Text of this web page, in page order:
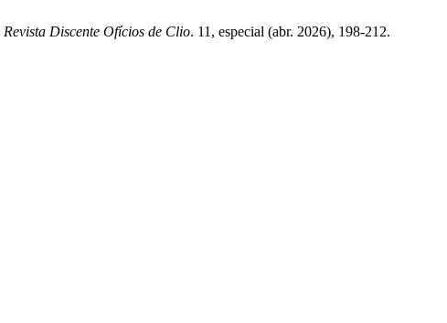
Revista Discente Ofícios de Clio. 11, especial (abr. 2026), 198-212.